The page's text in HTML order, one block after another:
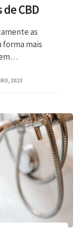
CBD
as
forma mais
2023